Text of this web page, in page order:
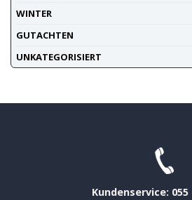
WINTER
GUTACHTEN
UNKATEGORISIERT
Kundenservice: 055